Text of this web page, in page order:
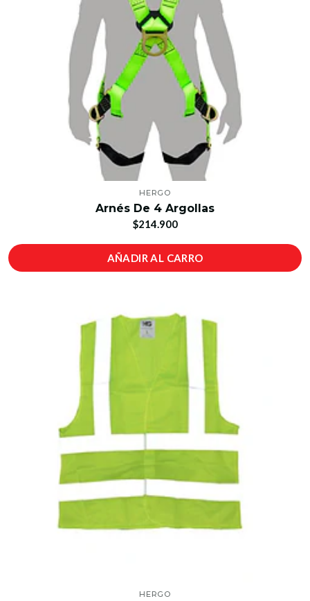
HERGO
Arnés De 4 Argollas
$214.900
AÑADIR AL CARRO
HERGO